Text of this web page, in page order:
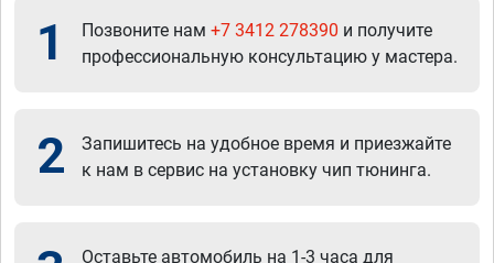
1 Позвоните нам +7 3412 278390 и получите
профессиональную консультацию у мастера.
2
Запишитесь на удобное время и приезжайте
к нам в сервис на установку чип тюнинга.
Оставьте автомобиль на 1-3 часа для